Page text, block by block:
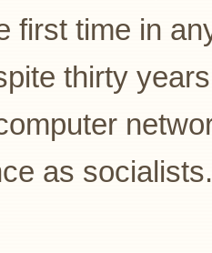
first time in
thirty
as